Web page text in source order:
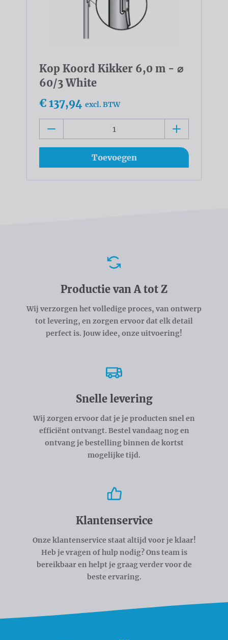
Kop Koord Kikker 6,0 m - ⌀
60/3 White
€ 137,94 excl. BTW
Toevoegen
Productie van A tot Z
Wij verzorgen het volledige proces, van ontwerp
tot levering, en zorgen ervoor dat elk detail
perfect is. Jouw idee, onze uitvoering!
Snelle levering
Wij zorgen ervoor dat je je producten snel en
efficiënt ontvangt. Bestel vandaag nog en
ontvang je bestelling binnen de kortst
mogelijke tijd.
Klantenservice
Onze klantenservice staat altijd voor je klaar!
Heb je vragen of hulp nodig? Ons team is
bereikbaar en helpt je graag verder voor de
beste ervaring.